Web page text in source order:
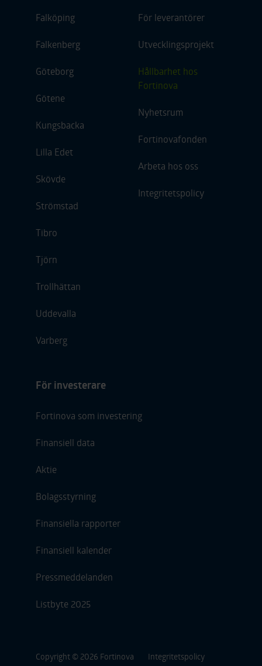
Falköping
Falkenberg
Göteborg
Götene
Kungsbacka
Lilla Edet
Skövde
Strömstad
Tibro
Tjörn
Trollhättan
Uddevalla
Varberg
För leverantörer
Utvecklingsprojekt
Hållbarhet hos
Fortinova
Nyhetsrum
Fortinovafonden
Arbeta hos oss
Integritetspolicy
För investerare
Fortinova som investering
Finansiell data
Aktie
Bolagsstyrning
Finansiella rapporter
Finansiell kalender
Pressmeddelanden
Listbyte 2025
Copyright © 2026 Fortinova
Integritetspolicy